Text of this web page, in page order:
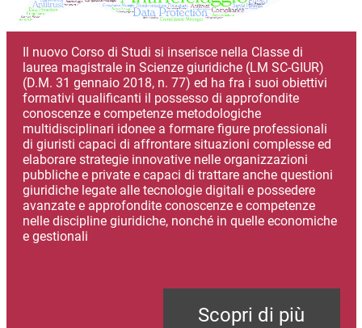
Il nuovo Corso di Studi si inserisce nella Classe di
laurea magistrale in Scienze giuridiche (LM SC-GIUR)
(D.M. 31 gennaio 2018, n. 77) ed ha fra i suoi obiettivi
formativi qualificanti il possesso di approfondite
conoscenze e competenze metodologiche
multidisciplinari idonee a formare figure professionali
di giuristi capaci di affrontare situazioni complesse ed
elaborare strategie innovative nelle organizzazioni
pubbliche e private e capaci di trattare anche questioni
giuridiche legate alle tecnologie digitali e possedere
avanzate e approfondite conoscenze e competenze
nelle discipline giuridiche, nonché in quelle economiche
e gestionali
Scopri di più